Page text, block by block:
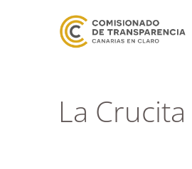
La Crucita